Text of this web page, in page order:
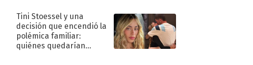
Tini Stoessel y una
decisión que encendió la
polémica familiar:
quiénes quedarían